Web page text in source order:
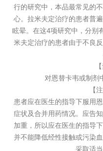
行的研究中，本品最常见的
心。拉米夫定治疗的患者普
眩晕。在这4项研究中，分别
米夫定治疗的患者由于不良
对恩替卡韦或制剂
【
患者应在医生的指导下服用
症状及合并用药情况。应告
加重，所以应在医生的指导
并不能降低经性接触或污染
采取适